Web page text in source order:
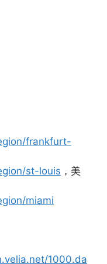
frankfurt-
st-louis ，美
miami
1000.da